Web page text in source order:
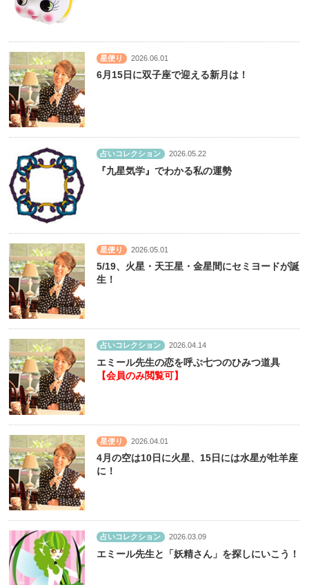
星便り 2026.06.01
6月15日に双子座で迎える新月は！
占いコレクション 2026.05.22
『九星気学』でわかる私の運勢
星便り 2026.05.01
5/19、火星・天王星・金星間にセミヨードが誕
生！
占いコレクション 2026.04.14
エミール先生の恋を呼ぶ七つのひみつ道具
【会員のみ閲覧可】
星便り 2026.04.01
4月の空は10日に火星、15日には水星が牡羊座
に！
占いコレクション 2026.03.09
エミール先生と「妖精さん」を探しにいこう！